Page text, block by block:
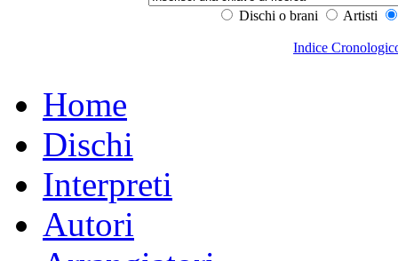
Dischi o brani Artisti
Indice
Home
Dischi
Interpreti
Autori